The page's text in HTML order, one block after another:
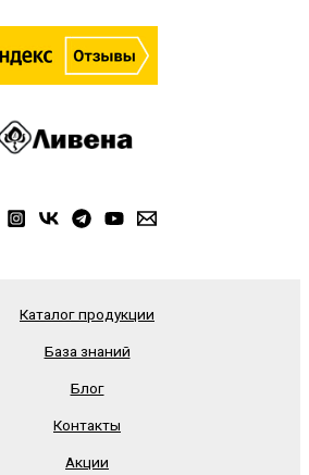
Каталог продукции
База знаний
Блог
Контакты
Акции